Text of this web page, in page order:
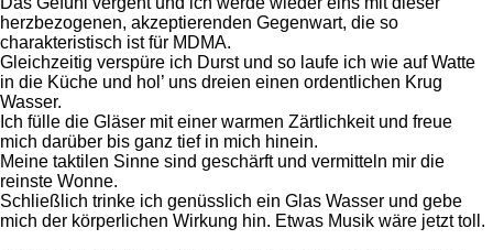
herzbezogenen, akzeptierenden Gegenwart, die so
charakteristisch ist für MDMA.
Gleichzeitig verspüre ich Durst und so laufe ich wie auf Watte
in die Küche und hol’ uns dreien einen ordentlichen Krug
Wasser.
Ich fülle die Gläser mit einer warmen Zärtlichkeit und freue
mich darüber bis ganz tief in mich hinein.
Meine taktilen Sinne sind geschärft und vermitteln mir die
reinste Wonne.
Schließlich trinke ich genüsslich ein Glas Wasser und gebe
mich der körperlichen Wirkung hin. Etwas Musik wäre jetzt toll.